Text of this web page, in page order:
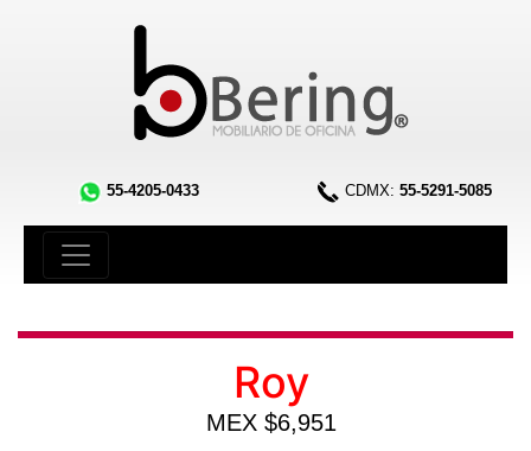
55-4205-0433 CDMX: 55-5291-5085
Roy
MEX $6,951